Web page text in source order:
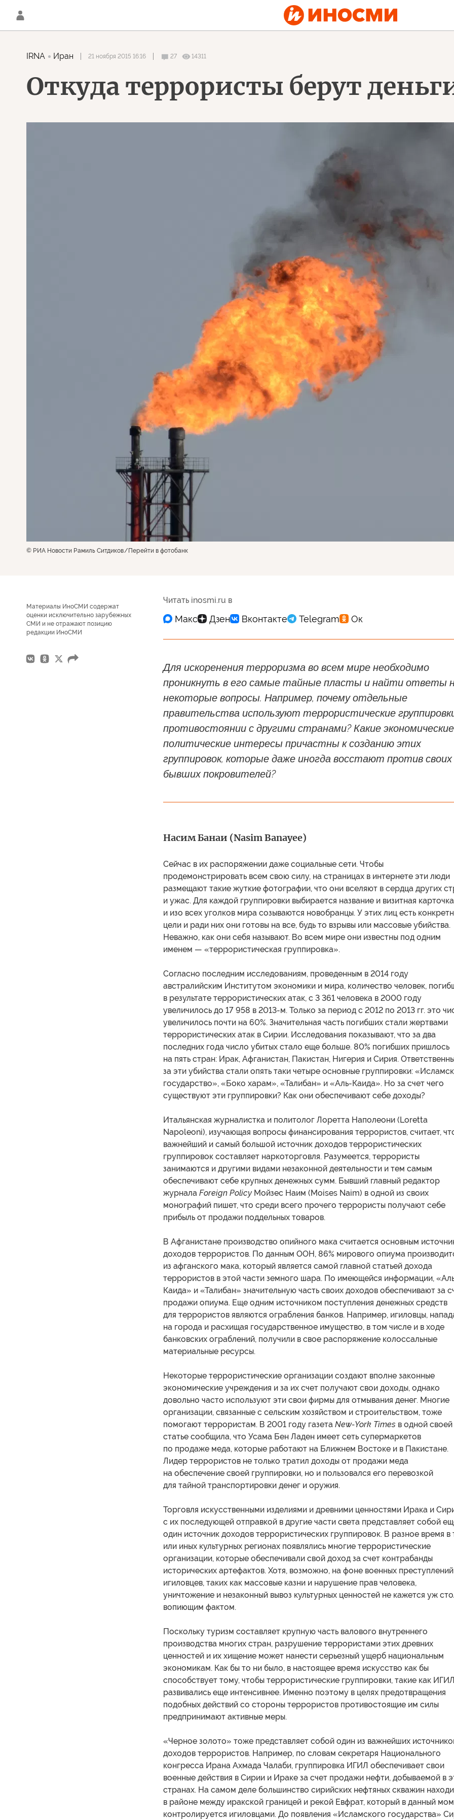
IRNA Иран 21 ноября 2015 16:16 27 14311
Откуда террористы берут
© РИА Новости Рамиль Ситдиков Перейти в фотобанк
Материалы ИноСМИ содержат
оценки исключительно зарубежных
СМИ и не отражают позицию
редакции ИноСМИ
Читать inosmi.ru в
Для искоренения терроризма во всем мире необходимо
проникнуть в его самые тайные пласты и найти ответы
некоторые вопросы. Например, почему отдельные
правительства используют террористические
противостоянии с другими странами? Какие
политические интересы причастны к созданию этих
группировок, которые даже иногда восстают против своих
бывших покровителей?
Насим Банаи (Nasim Banayee)
Сейчас в их распоряжении даже социальные сети. Чтобы
продемонстрировать всем свою силу, на страницах в интернете эти люди
размещают такие жуткие фотографии, что они вселяют в сердца других
и ужас. Для каждой группировки выбирается название и визитная карточка
и изо всех уголков мира созываются новобранцы. У этих лиц есть
цели и ради них они готовы на все, будь то взрывы или массовые убийства.
Неважно, как они себя называют. Во всем мире они известны под одним
именем — «террористическая группировка».
Согласно последним исследованиям, проведенным в 2014 году
австралийским Институтом экономики и мира, количество человек,
в результате террористических атак, с 3 361 человека в 2000 году
увеличилось до 17 958 в 2013-м. Только за период с 2012 по 2013 гг. это
увеличилось почти на 60%. Значительная часть погибших стали жертвами
террористических атак в Сирии. Исследования показывают, что за два
последних года число убитых стало еще больше. 80% погибших пришлось
на пять стран: Ирак, Афганистан, Пакистан, Нигерия и Сирия.
за эти убийства стали опять таки четыре основные группировки:
государство», «Боко харам», «Талибан» и «Аль-Каида». Но за счет чего
существуют эти группировки? Как они обеспечивают себе доходы?
Итальянская журналистка и политолог Лоретта Наполеони (Loretta
Napoleoni), изучающая вопросы финансирования террористов, считает,
важнейший и самый большой источник доходов террористических
группировок составляет наркоторговля. Разумеется, террористы
занимаются и другими видами незаконной деятельности и тем самым
обеспечивают себе крупных денежных сумм. Бывший главный редактор
журнала Foreign Policy Мойзес Наим (Moises Naim) в одной из своих
монографий пишет, что среди всего прочего террористы получают себе
прибыль от продажи поддельных товаров.
В Афганистане производство опийного мака считается основным
доходов террористов. По данным ООН, 86% мирового опиума
из афганского мака, который является самой главной статьей дохода
террористов в этой части земного шара. По имеющейся информации,
Каида» и «Талибан» значительную часть своих доходов обеспечивают за
продажи опиума. Еще одним источником поступления денежных средств
для террористов являются ограбления банков. Например, игиловцы,
на города и расхищая государственное имущество, в том числе и в ходе
банковских ограблений, получили в свое распоряжение колоссальные
материальные ресурсы.
Некоторые террористические организации создают вполне законные
экономические учреждения и за их счет получают свои доходы, однако
довольно часто используют эти свои фирмы для отмывания денег. Многие
организации, связанные с сельским хозяйством и строительством, тоже
помогают террористам. В 2001 году газета New-York Times в одной своей
статье сообщила, что Усама Бен Ладен имеет сеть супермаркетов
по продаже меда, которые работают на Ближнем Востоке и в Пакистане.
Лидер террористов не только тратил доходы от продажи меда
на обеспечение своей группировки, но и пользовался его перевозкой
для тайной транспортировки денег и оружия.
Торговля искусственными изделиями и древними ценностями Ирака и
с их последующей отправкой в другие части света представляет собой
один источник доходов террористических группировок. В разное время в
или иных культурных регионах появлялись многие террористические
организации, которые обеспечивали свой доход за счет контрабанды
исторических артефактов. Хотя, возможно, на фоне военных преступлений
игиловцев, таких как массовые казни и нарушение прав человека,
уничтожение и незаконный вывоз культурных ценностей не кажется уж
вопиющим фактом.
Поскольку туризм составляет крупную часть валового внутреннего
производства многих стран, разрушение террористами этих древних
ценностей и их хищение может нанести серьезный ущерб национальным
экономикам. Как бы то ни было, в настоящее время искусство как бы
способствует тому, чтобы террористические группировки, такие как
развивались еще интенсивнее. Именно поэтому в целях предотвращения
подобных действий со стороны террористов противостоящие им силы
предпринимают активные меры.
«Черное золото» тоже представляет собой один из важнейших
доходов террористов. Например, по словам секретаря Национального
конгресса Ирана Ахмада Чалаби, группировка ИГИЛ обеспечивает свои
военные действия в Сирии и Ираке за счет продажи нефти, добываемой в
странах. На самом деле большинство сирийских нефтяных скважин
в районе между иракской границей и рекой Евфрат, который в данный
контролируется игиловцами. До появления «Исламского государства»